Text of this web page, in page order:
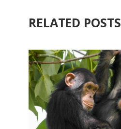
RELATED POSTS